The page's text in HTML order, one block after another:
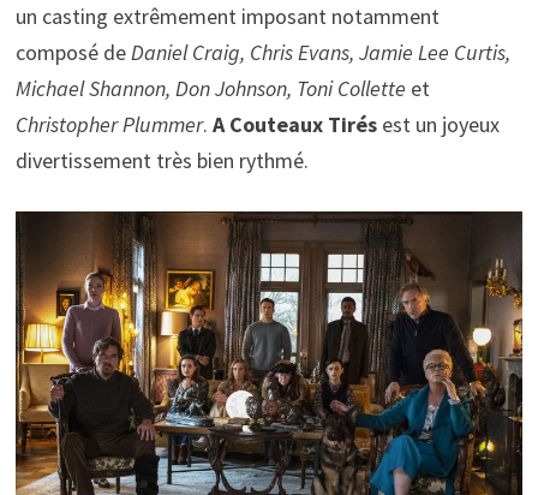
un casting extrêmement imposant notamment
composé deDaniel Craig, Chris Evans, Jamie Lee Curtis,
Michael Shannon, Don Johnson, Toni Collette et
Christopher Plummer. A Couteaux Tirésest un joyeux
divertissement très bien rythmé.